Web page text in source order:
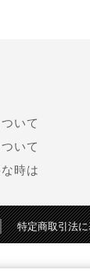
いて
いて
時は
特定商取引法